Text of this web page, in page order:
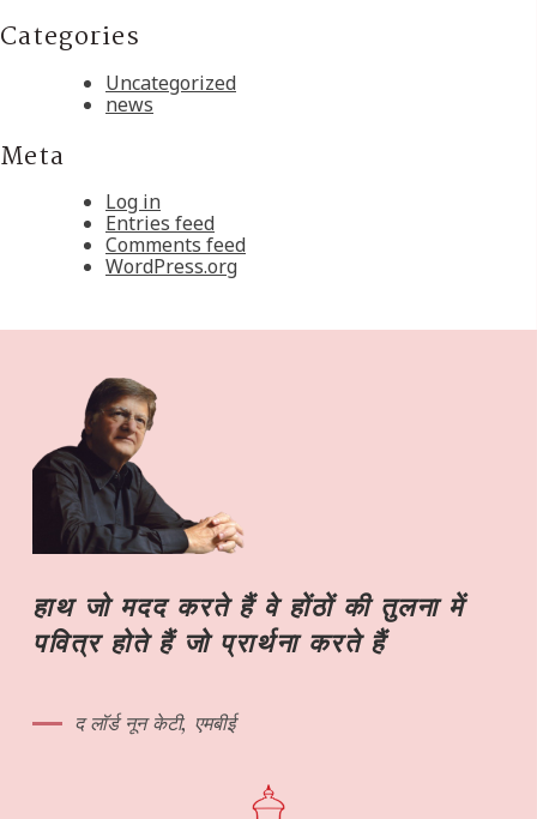
Categories
Uncategorized
news
Meta
Log in
Entries feed
Comments feed
WordPress.org
हाथ जो मदद करते हैं वे होंठों की तुलना में
पवित्र होते हैं जो प्रार्थना करते हैं
द लॉर्ड नून केटी, एमबीई